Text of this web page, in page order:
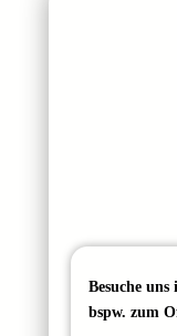
Besuche
bspw. zum